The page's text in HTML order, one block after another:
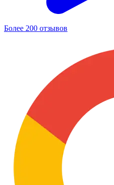
Более 200 отзывов